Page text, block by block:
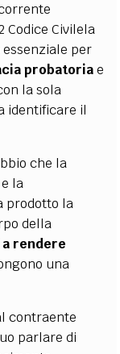
Codice Civilela
per
probatoriae
la sola
identificare il
che la
la
prodotto la
della
rendere
una
contraente
parlare di